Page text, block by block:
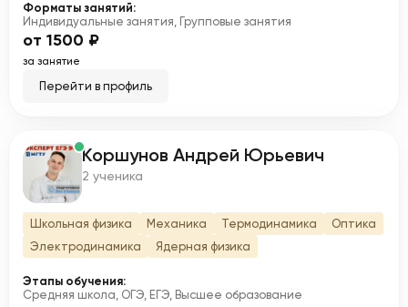
Форматы занятий:
Индивидуальные занятия, Групповые занятия
от 1500 ₽
за занятие
Перейти в профиль
К Коршунов Андрей Юрьевич
2 ученика
Школьная физика Механика Термодинамика
Оптика
Электродинамика
Ядерная физика
Этапы обучения:
Средняя школа, ОГЭ, ЕГЭ, Высшее образование